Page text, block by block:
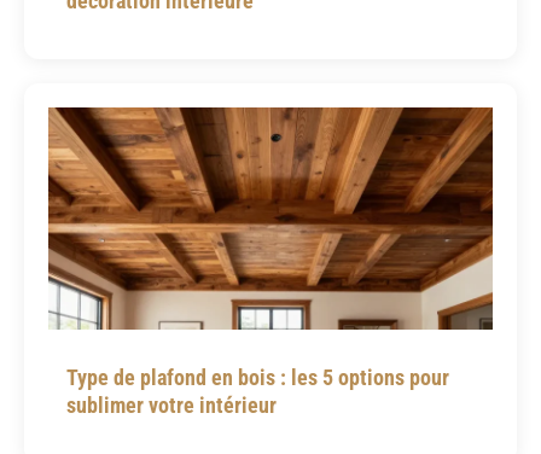
Type de plafond en bois : les 5 options pour
sublimer votre intérieur